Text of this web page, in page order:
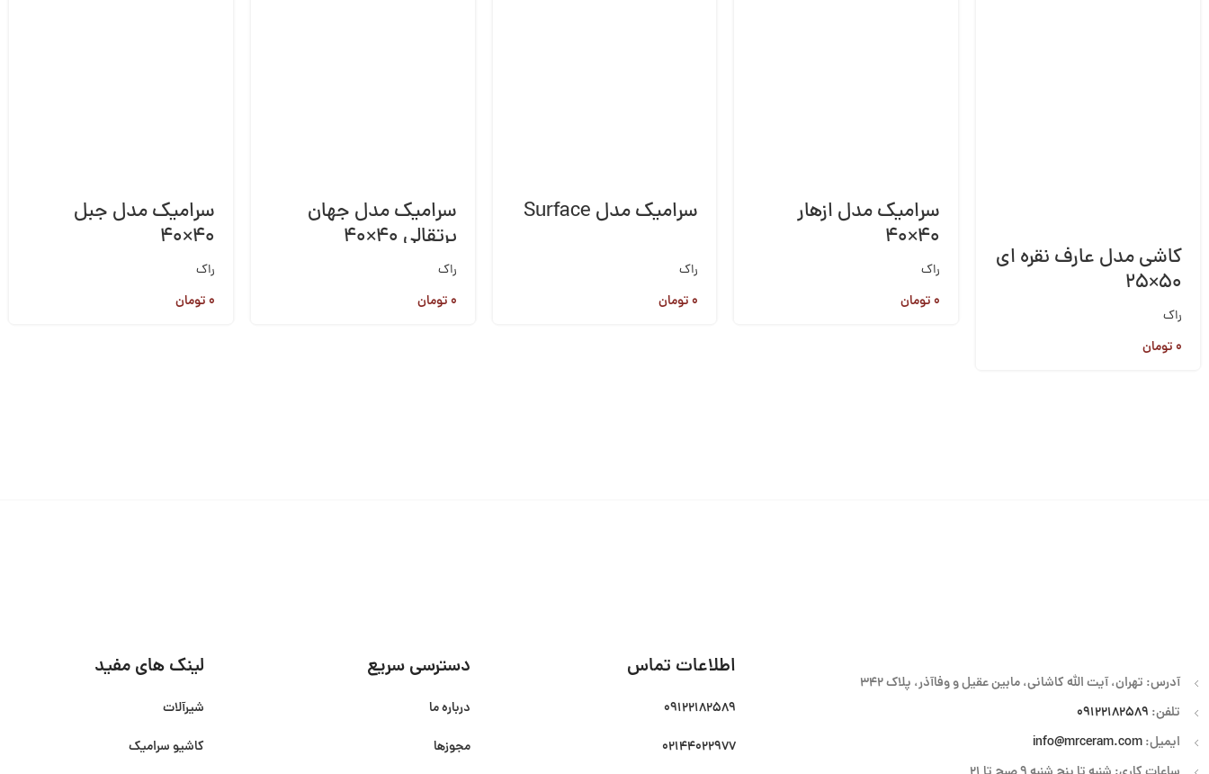
کاشی مدل عارف نقره ای
۵۰×۲۵
راک
۰تومان
سرامیک مدل ازهار
۴۰×۴۰
راک
۰تومان
سرامیک مدل Surface
راک
۰ تومان
سرامیک مدل جهان
پرتقالی ۴۰×۴۰
راک
۰تومان
سرامیک مدل جبل
۴۰×۴۰
راک
۰تومان
آدرس: تهران، آیت الله کاشانی، مابین عقیل و وفاآذر، پلاک 342
تلفن: 09122182589
ایمیل:info@mrceram.com
اطلاعات تماس
09122182589
02144022977
دسترسی سریع
درباره ما
مجوزها
لینک های مفید
شیرآلات
کاشیو سرامیک